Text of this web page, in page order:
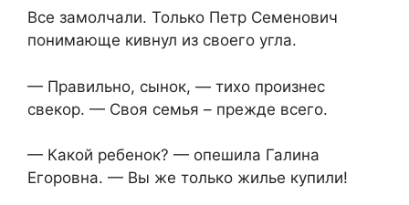
Все замолчали. Только Петр Семенович
понимающе кивнул из своего угла.
— Правильно, сынок, — тихо произнес
свекор. — Своя семья – прежде всего.
— Какой ребенок? — опешила Галина
Егоровна. — Вы же только жилье купили!